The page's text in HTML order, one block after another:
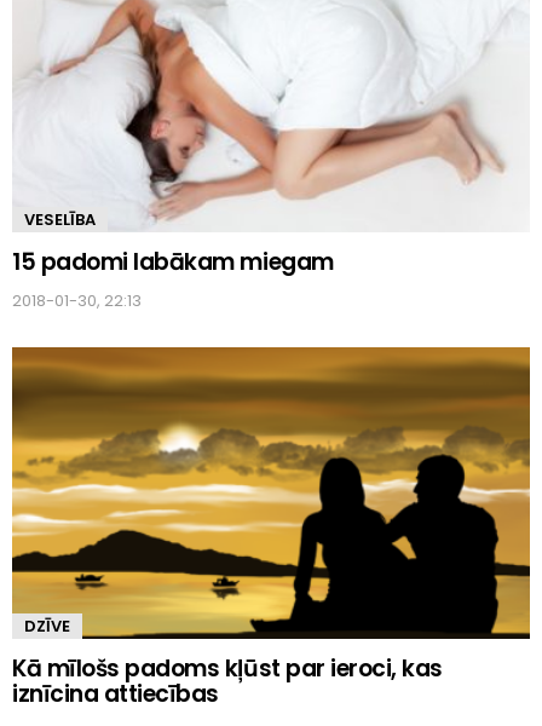
VESELĪBA
15 padomi labākam miegam
2018-01-30, 22:13
DZĪVE
Kā mīlošs padoms kļūst par ieroci, kas
iznīcina attiecības